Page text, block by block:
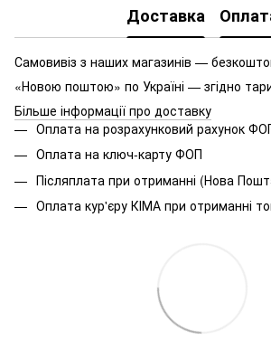
Доставка
Самовивіз з наших магазинів —
«Новою поштою» по Україні — згідно
Більше інформації про доставку
Оплата на розрахунковий рахунок
Оплата на ключ-карту ФОП
Післяплата при отриманні (Нова
Оплата кур'єру КІМА при отриманні